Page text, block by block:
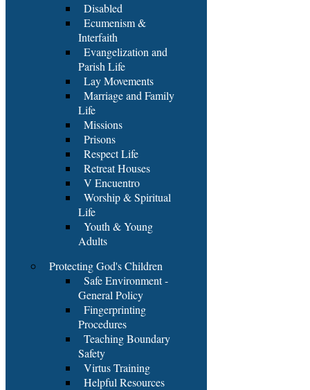
Disabled
Ecumenism &
Interfaith
Evangelization and
Parish Life
Lay Movements
Marriage and Family
Life
Missions
Prisons
Respect Life
Retreat Houses
V Encuentro
Worship & Spiritual
Life
Youth & Young
Adults
Protecting God's Children
Safe Environment -
General Policy
Fingerprinting
Procedures
Teaching Boundary
Safety
Virtus Training
Helpful Resources